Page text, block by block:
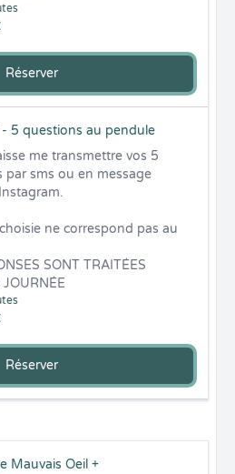
Réserver
- 5 questions au pendule
me transmettre vos 5
par sms ou en message
ne correspond pas au
SONT TRAITÉES
Réserver
Mauvais Oeil +